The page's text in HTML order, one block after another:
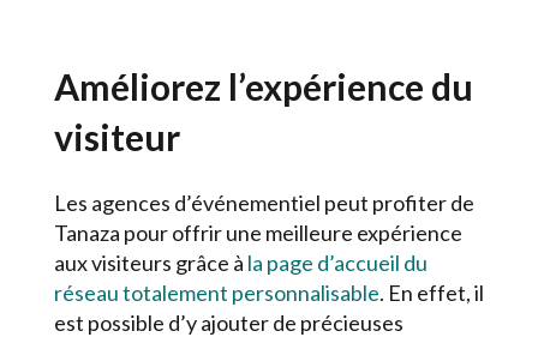
Améliorez l’expérience du
visiteur
Les agences d’événementiel peut profiter de
Tanaza pour offrir une meilleure expérience
aux visiteurs grâce à la page d’accueil du
réseau totalement personnalisable. En effet, il
est possible d’y ajouter de précieuses